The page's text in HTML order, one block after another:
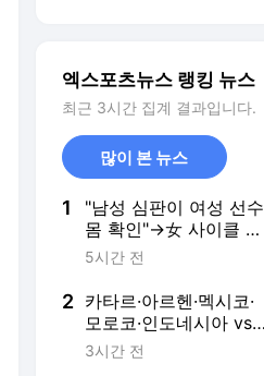
엑스포츠뉴스 랭킹 뉴스
최근 3시간 집계 결과입니다.
많이 본 뉴스
1
"남성 심판이 여성 선수
몸 확인"→女 사이클 노
조 격분 "이걸 왜 이슈거
이트 후폭풍 거세다
5시간 전
2 카타르·아르헨·멕시코·
모로코·인도네시아 vs
잉글랜드·독일·크로아티
3시간 전